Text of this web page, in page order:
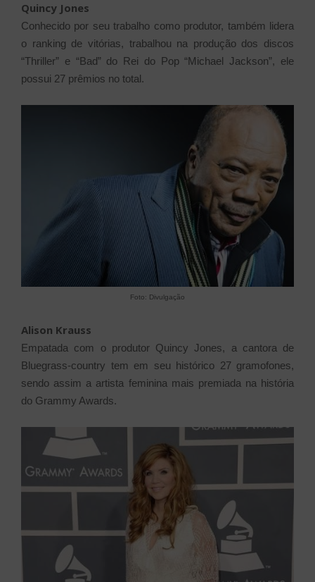
Quincy Jones
Conhecido por seu trabalho como produtor, também lidera
o ranking de vitórias, trabalhou na produção dos discos
“Thriller” e “Bad” do Rei do Pop “Michael Jackson”, ele
possui 27 prêmios no total.
Foto: Divulgação
Alison Krauss
Empatada com o produtor Quincy Jones, a cantora de
Bluegrass-country tem em seu histórico 27 gramofones,
sendo assim a artista feminina mais premiada na história
do Grammy Awards.